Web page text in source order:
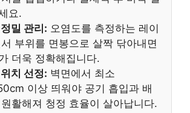
요.
밀 관리: 오염도를 측정하는 레이
부위를 면봉으로 살짝 닦아내면
더욱 정확해집니다.
치 선정: 벽면에서 최소
이상 띄워야 공기 흡입과 배
활해져 청정 효율이 살아납니다.